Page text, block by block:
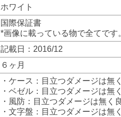
ホワイト
国際保証書
*画像に載っている物で全てです
記載日：2016/12
６ヶ月
・ケース：目立つダメージは無
・ベゼル：目立つダメージは無
・風防：目立つダメージは無く
・文字盤：目立つダメージは無